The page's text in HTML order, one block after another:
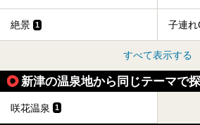
絶景 1 子連れ
すべて表示する
新津の温泉地から同じテーマで
咲花温泉 1